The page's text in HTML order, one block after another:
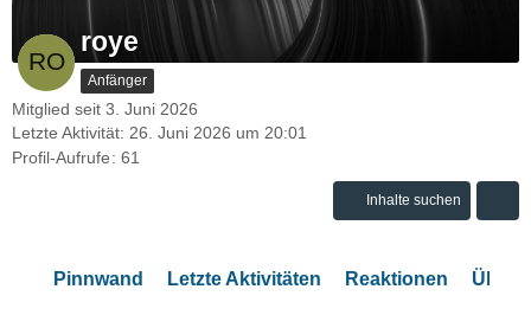
roye
Anfänger
Mitglied seit 3. Juni 2026
Letzte Aktivität: 26. Juni 2026 um 20:01
Profil-Aufrufe
61
Inhalte suchen
Pinnwand Letzte Aktivitäten Reaktionen Über